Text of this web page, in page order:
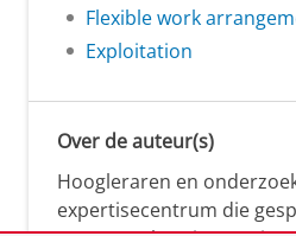
Flexible work
Exploitation
Over de auteur(s)
Hoogleraren en
expertisecentrum die